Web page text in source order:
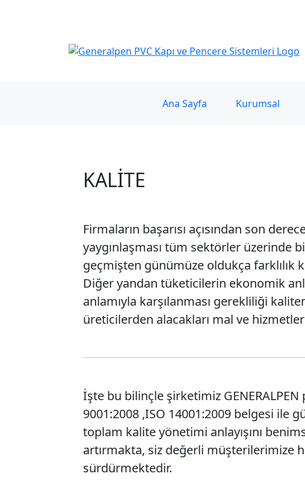
Ana Sayfa Kurumsal
KALITE
Firmaların başarısı açısından son
yaygınlaşması tüm sektörler üzerinde
geçmişten günümüze oldukça farklılık
Diğer yandan tüketicilerin ekonomik
anlamıyla karşılanması gerekliliği
üreticilerden alacakları mal ve
İşte bu bilinçle şirketimiz GENERALPEN
9001:2008 ,ISO 14001:2009 belgesi ile
toplam kalite yönetimi anlayışını
artırmakta, siz değerli müşterilerimize
sürdürmektedir.